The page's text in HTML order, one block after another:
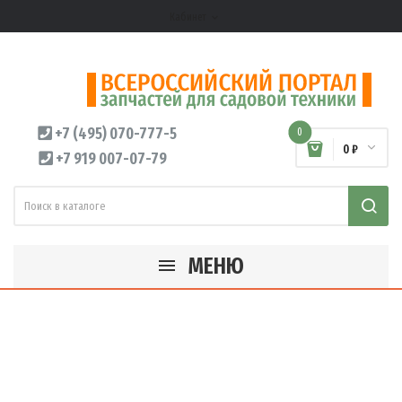
+7 (495) 070-777-5
+7 919 007-07-79
0
0 ₽
МЕНЮ